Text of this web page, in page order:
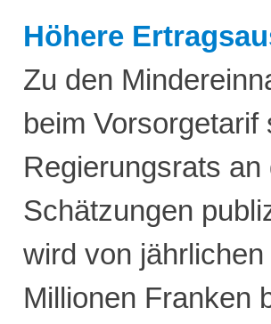
Höhere
Zu den
beim Vorsorgetarif
Regierungsrats
Schätzungen
wird von
Millionen Franken